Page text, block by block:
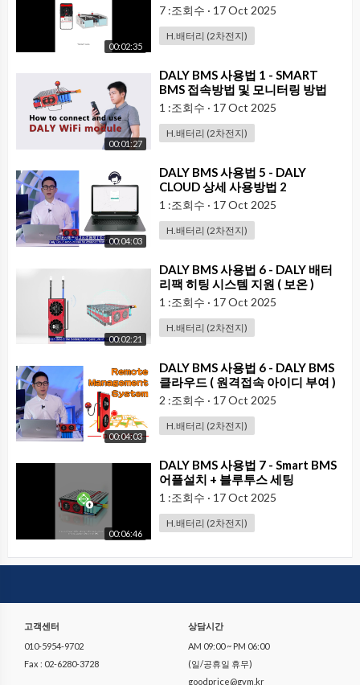
00:02:35
7 :조회수 · 17 Oct 2025
H.배터리 (2차전지)
00:01:27
⁣DALY BMS 사용법 1 - SMART
BMS 접속방법 및 모니터링 방법
1 :조회수 · 17 Oct 2025
H.배터리 (2차전지)
00:04:03
⁣DALY BMS 사용법 5 - DALY
CLOUD 상세 사용방법 2
1 :조회수 · 17 Oct 2025
H.배터리 (2차전지)
00:02:21
⁣DALY BMS 사용법 6 - DALY 배터
리팩 히팅 시스템 지원 ( 보온 )
1 :조회수 · 17 Oct 2025
H.배터리 (2차전지)
00:04:03
⁣DALY BMS 사용법 6 - DALY BMS
클라우드 ( 원격접속 아이디 부여 )
2 :조회수 · 17 Oct 2025
H.배터리 (2차전지)
00:06:46
⁣DALY BMS 사용법 7 - Smart BMS
어플설치 + 블루투스 세팅
1 :조회수 · 17 Oct 2025
H.배터리 (2차전지)
고객센터
010-5954-9702
Fax : 02-6280-3728
상담시간
AM 09:00 ~ PM 06:00
(일/공휴일 휴무)
goodprice@gvm.kr